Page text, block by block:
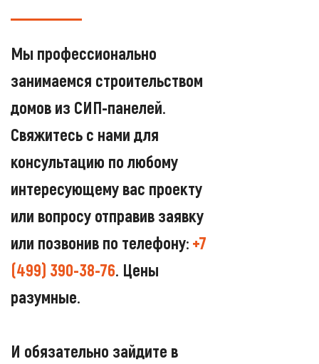
Мы профессионально
занимаемся строительством
домов из СИП-панелей.
Свяжитесь с нами для
консультацию по любому
интересующему вас проекту
или вопросу отправив заявку
или позвонив по телефону: +7
(499) 390-38-76. Цены
разумные.
И обязательно зайдите в